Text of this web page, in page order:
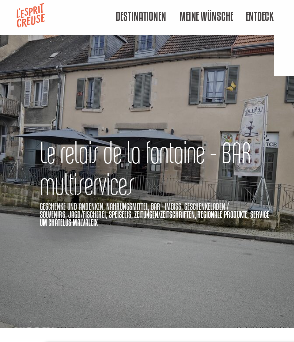
contenu
principal
DESTINATIONEN MEINE WÜNSCHE ENTDECKEN
Le relais de la fontaine - BAR
multiservices
GESCHENKE UND ANDENKEN,NAHRUNGSMITTEL,BAR - IMBISS,GESCHENKELADEN /
SOUVENIRS,JAGD/FISCHEREI,SPEISEEIS,ZEITUNGEN/ZEITSCHRIFTEN,REGIONALE PRODUKTE,SERVICE
UM CHÂTELUS-MALVALEIX